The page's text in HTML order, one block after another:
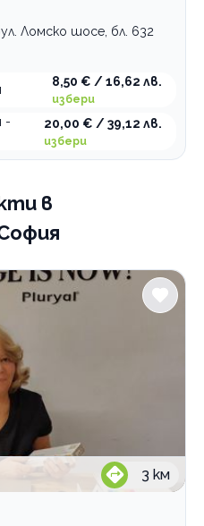
Ломско шосе, бл. 632
8,50 € / 16,62 лв.
избери
-
20,00 € / 39,12 лв.
избери
в
3 км